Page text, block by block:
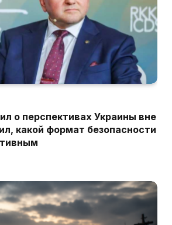
о перспективах Украины вне
какой формат безопасности